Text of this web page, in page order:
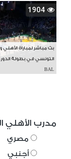
1904
بث مباشر لمباراة الأهلي
التونسي في بطولة
BAL
مدرب الأهلي
مصري
أجنبي